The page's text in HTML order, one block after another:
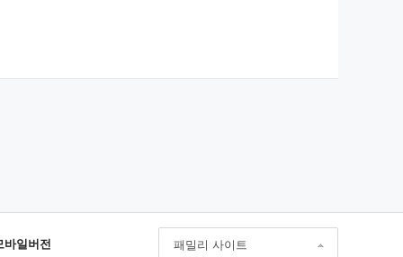
바일버전 패밀리 사이트